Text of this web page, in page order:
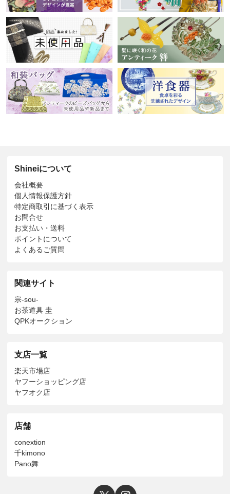
Shineiについて
会社概要
個人情報保護方針
特定商取引に基づく表示
お問合せ
お支払い・送料
ポイントについて
よくあるご質問
関連サイト
宗-sou-
お茶道具 圭
QPKオークション
支店一覧
楽天市場店
ヤフーショッピング店
ヤフオク店
店舗
conextion
千kimono
Pano舞